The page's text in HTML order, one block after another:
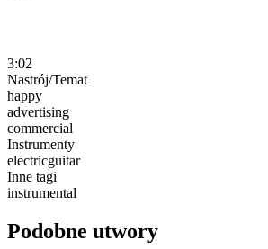
3:02
Nastrój/Temat
happy
advertising
commercial
Instrumenty
electricguitar
Inne tagi
instrumental
Podobne utwory